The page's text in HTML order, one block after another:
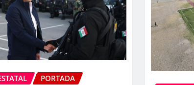
PORTADA